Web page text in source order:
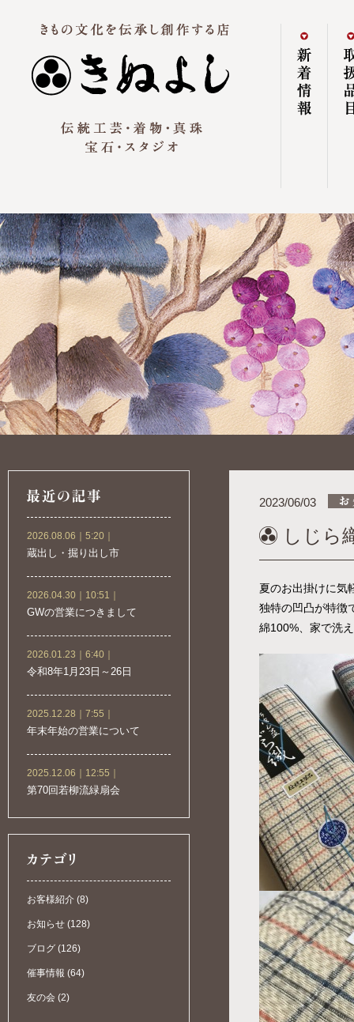
2026.08.06｜5:20｜
蔵出し・掘り出し市
2026.04.30｜10:51｜
GWの営業につきまして
2026.01.23｜6:40｜
令和8年1月23日～26日
2025.12.28｜7:55｜
年末年始の営業について
2025.12.06｜12:55｜
第70回若柳流緑扇会
お客様紹介 (8)
お知らせ (128)
ブログ (126)
催事情報 (64)
友の会 (2)
2023/06/03
しじら
夏のお出掛けに気
独特の凹凸が特徴
綿100%、家で洗